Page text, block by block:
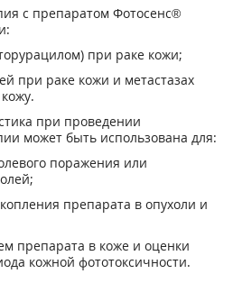
с препаратом Фотосенс®
при раке кожи;
при раке кожи и метастазах
при проведении
может быть использована для:
поражения или
препарата в опухоли и
препарата в коже и оценки
кожной фототоксичности.